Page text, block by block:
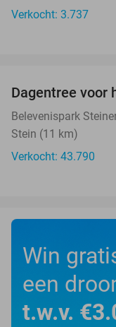
Verkocht: 3.737
Dagentree voor
Belevenispark
Stein (11 km)
Verkocht: 43.790
Win
een
t.w.v.